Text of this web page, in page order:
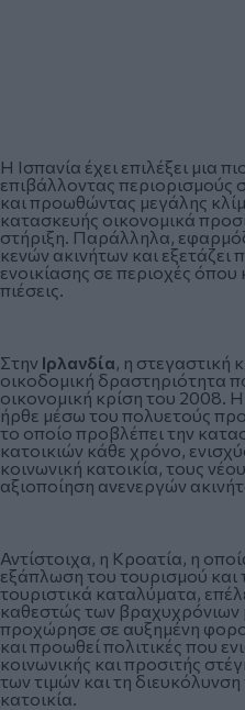
Η Ισπανία έχει επιλέξει μια
επιβάλλοντας περιορισμούς
και προωθώντας μεγάλης
κατασκευής οικονομικά
στήριξη. Παράλληλα,
κενών ακινήτων και εξετάζει
ενοικίασης σε περιοχές
πιέσεις.
Στην Ιρλανδία, η στεγαστική
οικοδομική δραστηριότητα
οικονομική κρίση του 2008.
ήρθε μέσω του πολυετούς
το οποίο προβλέπει την
κατοικιών κάθε χρόνο,
κοινωνική κατοικία, τους
αξιοποίηση ανενεργών
Αντίστοιχα, η Κροατία, η
εξάπλωση του τουρισμού και
τουριστικά καταλύματα,
καθεστώς των
προχώρησε σε αυξημένη
και προωθεί πολιτικές που
κοινωνικής και προσιτής
των τιμών και τη
κατοικία.